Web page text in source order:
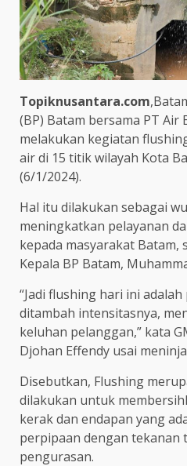
Topiknusantara.com
(BP) Batam bersama PT Air
melakukan kegiatan
air di 15 titik wilayah Kota
(6/1/2024).
Hal itu dilakukan sebagai
meningkatkan pelayanan
kepada masyarakat Batam,
Kepala BP Batam,
“Jadi flushing hari ini
ditambah intensitasnya,
keluhan pelanggan,” kata
Djohan Effendy usai
Disebutkan, Flushing
dilakukan untuk
kerak dan endapan yang
perpipaan dengan
pengurasan.